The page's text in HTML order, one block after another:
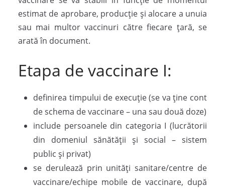
estimat de aprobare, producție și alocare a unuia
sau mai multor vaccinuri către fiecare țară, se
arată în document.
Etapa de vaccinare I:
definirea timpului de execuție (se va ține cont
de schema de vaccinare – una sau două doze)
include persoanele din categoria I (lucrătorii
din domeniul sănătății și social – sistem
public și privat)
se derulează prin unități sanitare/centre de
vaccinare/echipe mobile de vaccinare, după